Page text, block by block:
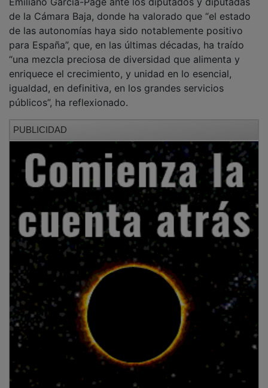
de la Cámara Baja, donde ha valorado que “el estado
de las autonomías haya sido notablemente positivo
para España”, que, en las últimas décadas, ha traído
“una mezcla preciosa de diversidad que alimenta y
enriquece el crecimiento, y unidad en lo esencial,
igualdad, en definitiva, en los grandes servicios
públicos”, ha reflexionado.